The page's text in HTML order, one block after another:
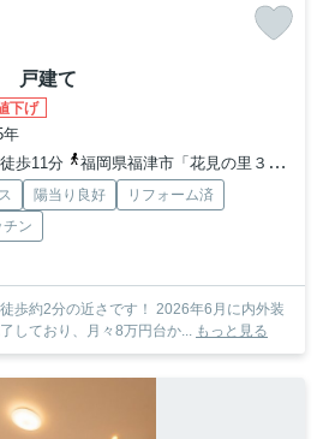
戸建て
下げ
年
歩11分
福岡県福津市「花見の里３丁目」バス停下車 徒歩7分
陽当り良好
リフォーム済
チン
歩約2分の近さです！ 2026年6月に内外装
しており、月々8万円台か... もっと見る